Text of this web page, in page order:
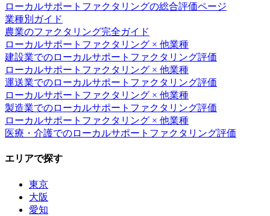
ローカルサポートファクタリングの総合評価ページ
業種別ガイド
農業のファクタリング完全ガイド
ローカルサポートファクタリング × 他業種
建設業でのローカルサポートファクタリング評価
ローカルサポートファクタリング × 他業種
運送業でのローカルサポートファクタリング評価
ローカルサポートファクタリング × 他業種
製造業でのローカルサポートファクタリング評価
ローカルサポートファクタリング × 他業種
医療・介護でのローカルサポートファクタリング評価
エリアで探す
東京
大阪
愛知